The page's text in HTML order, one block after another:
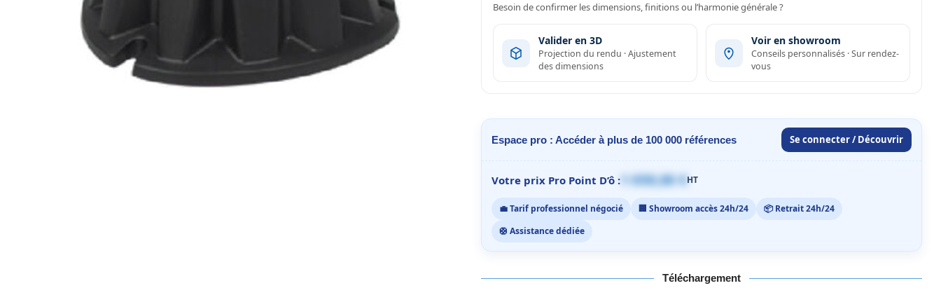
Besoin de confirmer les dimensions, finitions ou l’harmonie générale ?
Valider en 3D
Projection du rendu · Ajustement
des dimensions
Voir en showroom
Conseils personnalisés · Sur rendez-
vous
Espace pro : Accéder à plus de 100 000 références Se connecter / Découvrir
Votre prix Pro Point D’ô : 1 059,00 €HT
💼 Tarif professionnel négocié 🏢 Showroom accès 24h/24
📦 Retrait 24h/24
🛟 Assistance dédiée
Téléchargement